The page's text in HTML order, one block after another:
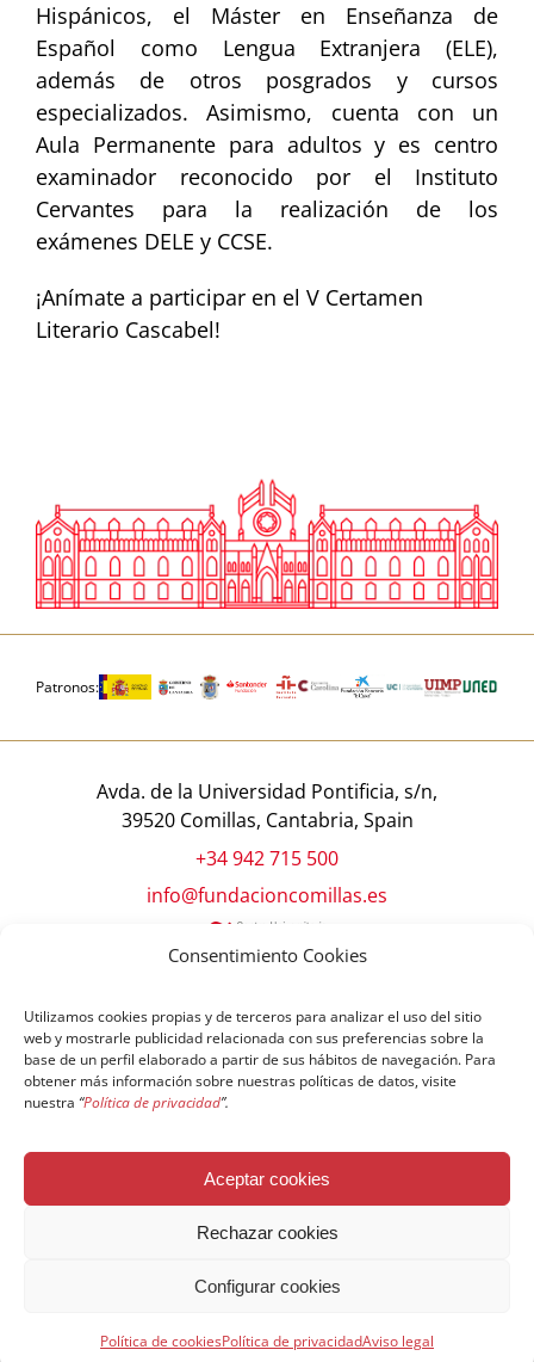
Consentimiento Cookies
Utilizamos cookies propias y de terceros para analizar el uso del sitio
web y mostrarle publicidad relacionada con sus preferencias sobre la
base de un perfil elaborado a partir de sus hábitos de navegación. Para
obtener más información sobre nuestras políticas de datos, visite
nuestra “Política de privacidad”.
Aceptar cookies
Rechazar cookies
Configurar cookies
Política de cookiesPolítica de privacidadAviso legal
Hispánicos, el Máster en Enseñanza de
Español como Lengua Extranjera (ELE),
además de otros posgrados y cursos
especializados. Asimismo, cuenta con un
Aula Permanente para adultos y es centro
examinador reconocido por el Instituto
Cervantes para la realización de los
exámenes DELE y CCSE.
¡Anímate a participar en el V Certamen
Literario Cascabel!
Patronos:
Avda. de la Universidad Pontificia, s/n,
39520 Comillas, Cantabria, Spain
+34 942 715 500
info@fundacioncomillas.es
© Copyright Fundación Comillas
Política de cookies
Política de privacidad
Aviso legal